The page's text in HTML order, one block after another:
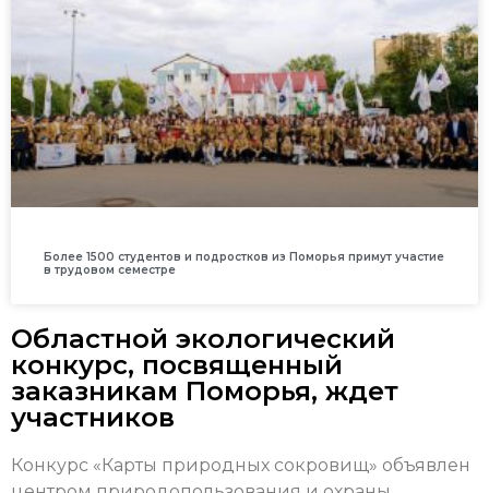
Более 1500 студентов и подростков из Поморья примут участие
в трудовом семестре
Областной экологический
конкурс, посвященный
заказникам Поморья, ждет
участников
Конкурс «Карты природных сокровищ» объявлен